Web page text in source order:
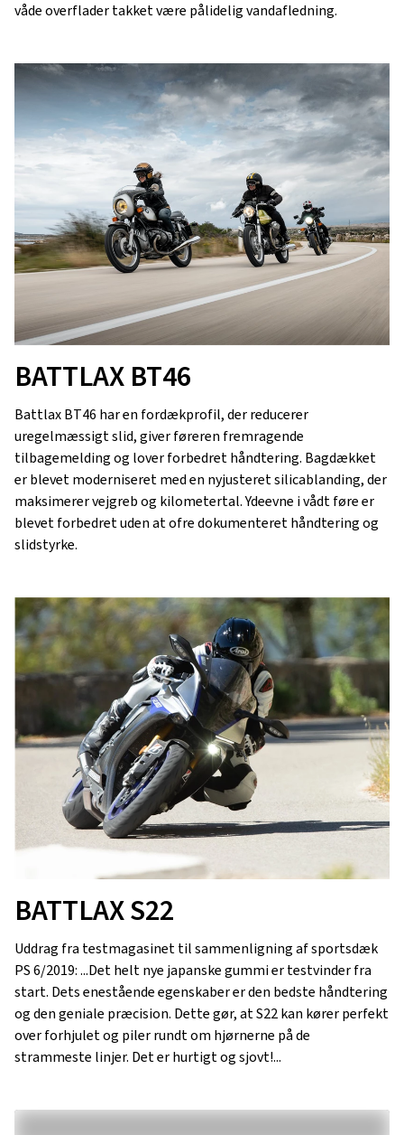
våde overflader takket være pålidelig vandafledning.
BATTLAX BT46
Battlax BT46 har en fordækprofil, der reducerer
uregelmæssigt slid, giver føreren fremragende
tilbagemelding og lover forbedret håndtering. Bagdækket
er blevet moderniseret med en nyjusteret silicablanding, der
maksimerer vejgreb og kilometertal. Ydeevne i vådt føre er
blevet forbedret uden at ofre dokumenteret håndtering og
slidstyrke.
BATTLAX S22
Uddrag fra testmagasinet til sammenligning af sportsdæk
PS 6/2019: ...Det helt nye japanske gummi er testvinder fra
start. Dets enestående egenskaber er den bedste håndtering
og den geniale præcision. Dette gør, at S22 kan kører perfekt
over forhjulet og piler rundt om hjørnerne på de
strammeste linjer. Det er hurtigt og sjovt!...